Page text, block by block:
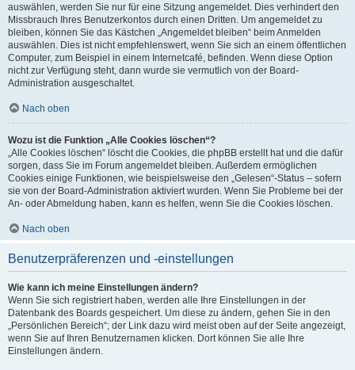
auswählen, werden Sie nur für eine Sitzung angemeldet. Dies verhindert den
Missbrauch Ihres Benutzerkontos durch einen Dritten. Um angemeldet zu
bleiben, können Sie das Kästchen „Angemeldet bleiben“ beim Anmelden
auswählen. Dies ist nicht empfehlenswert, wenn Sie sich an einem öffentlichen
Computer, zum Beispiel in einem Internetcafé, befinden. Wenn diese Option
nicht zur Verfügung steht, dann wurde sie vermutlich von der Board-
Administration ausgeschaltet.
Nach oben
Wozu ist die Funktion „Alle Cookies löschen“?
„Alle Cookies löschen“ löscht die Cookies, die phpBB erstellt hat und die dafür
sorgen, dass Sie im Forum angemeldet bleiben. Außerdem ermöglichen
Cookies einige Funktionen, wie beispielsweise den „Gelesen“-Status – sofern
sie von der Board-Administration aktiviert wurden. Wenn Sie Probleme bei der
An- oder Abmeldung haben, kann es helfen, wenn Sie die Cookies löschen.
Nach oben
Benutzerpräferenzen und -einstellungen
Wie kann ich meine Einstellungen ändern?
Wenn Sie sich registriert haben, werden alle Ihre Einstellungen in der
Datenbank des Boards gespeichert. Um diese zu ändern, gehen Sie in den
„Persönlichen Bereich“; der Link dazu wird meist oben auf der Seite angezeigt,
wenn Sie auf Ihren Benutzernamen klicken. Dort können Sie alle Ihre
Einstellungen ändern.